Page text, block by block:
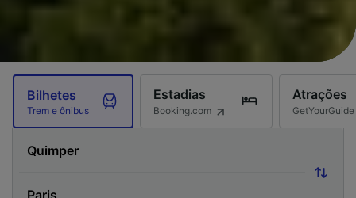
Bilhetes
Trem e ônibus
Estadias
Booking.com
Atrações
GetYourGuide